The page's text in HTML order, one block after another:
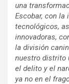
una
Escobar, con la
tecnológicos,
innovadoras,
la división
nuestro distrito
el delito y el
ya no en el